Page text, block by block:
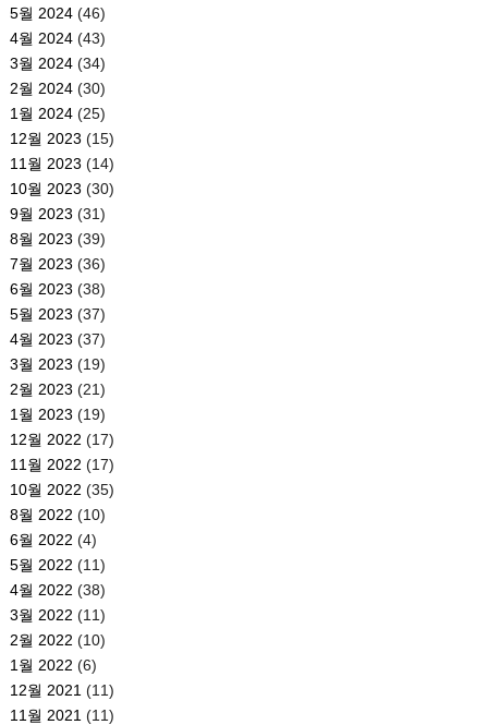
5월 2024(46)
4월 2024(43)
3월 2024(34)
2월 2024(30)
1월 2024(25)
12월 2023 (15)
11월 2023 (14)
10월 2023 (30)
9월 2023 (31)
8월 2023 (39)
7월 2023 (36)
6월 2023 (38)
5월 2023 (37)
4월 2023 (37)
3월 2023 (19)
2월 2023 (21)
1월 2023 (19)
12월 2022 (17)
11월 2022 (17)
10월 2022 (35)
8월 2022 (10)
6월 2022 (4)
5월 2022 (11)
4월 2022 (38)
3월 2022 (11)
2월 2022 (10)
1월 2022 (6)
12월 2021 (11)
11월 2021 (11)